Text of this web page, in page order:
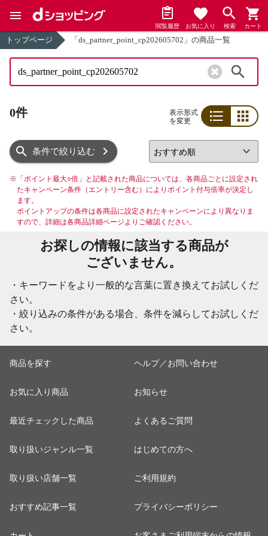
閲覧履歴 お気に入り 検索 カート
トップページ 「ds_partner_point_cp202605702」の商品一覧
0件
表示形式
を変更
条件で絞り込む
※ 「ポイント最大○倍」と記載された商品については、各商品ごとに設定され
たキャンペーン条件（エントリー含む）によりポイント付与倍率が決定し
ます。
ポイントアップの条件は各商品に設定されたキャンペーンにより異なりま
すので、詳細は各商品詳細ページよりご確認ください。
お探しの情報に該当する商品が
ございません。
・キーワードをより一般的な言葉に置き換えてお試しくだ
さい。
・絞り込みの条件がある場合、条件を減らしてお試しくだ
さい。
商品を探す
お気に入り商品
最近チェックした商品
取り扱いジャンル一覧
取り扱い店舗一覧
おすすめ記事一覧
ヘルプ／お問い合わせ
お知らせ
よくあるご質問
はじめての方へ
ご利用規約
プライバシーポリシー